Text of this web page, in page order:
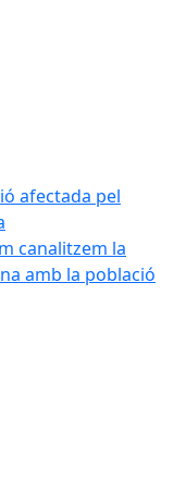
afectada pel
canalitzem la
amb la població